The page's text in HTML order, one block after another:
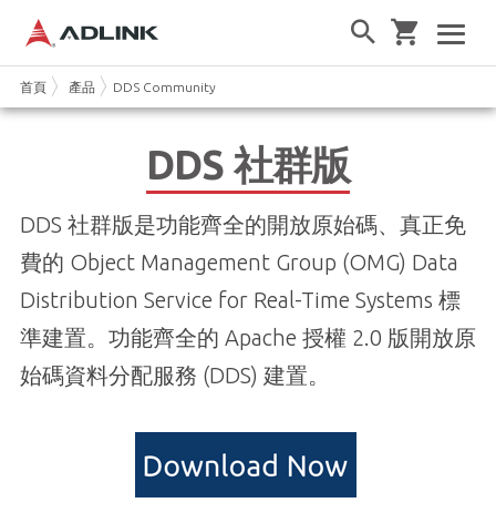
首頁 產品 DDS Community
DDS 社群版
DDS 社群版是功能齊全的開放原始碼、真正免
費的 Object Management Group (OMG) Data
Distribution Service for Real-Time Systems 標
準建置。功能齊全的 Apache 授權 2.0 版開放原
始碼資料分配服務 (DDS) 建置。